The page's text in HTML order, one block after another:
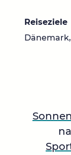
Reiseziele